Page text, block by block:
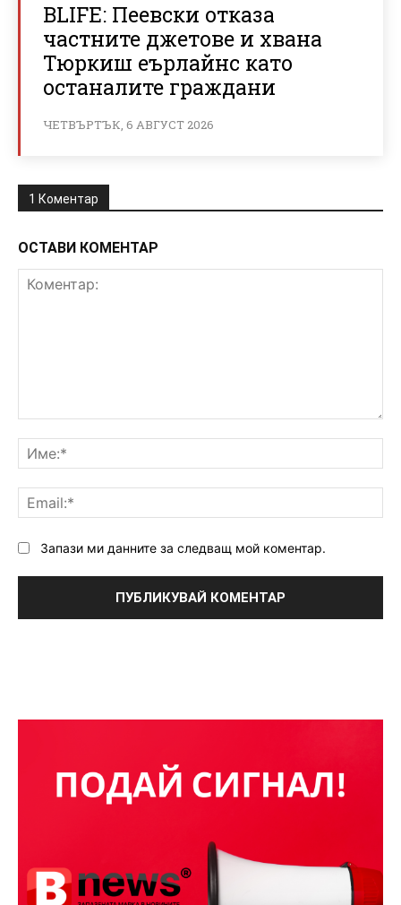
BLIFE: Пеевски отказа
частните джетове и хвана
Тюркиш еърлайнс като
останалите граждани
ЧЕТВЪРТЪК, 6 АВГУСТ 2026
1 Коментар
ОСТАВИ КОМЕНТАР
Запази ми данните за следващ мой коментар.